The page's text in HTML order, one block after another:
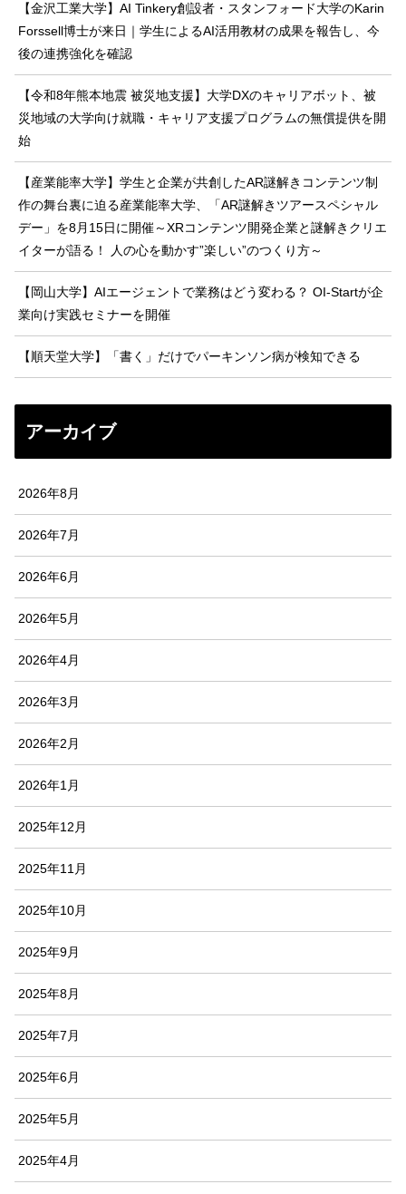
【金沢工業大学】AI Tinkery創設者・スタンフォード大学のKarin
Forssell博士が来日｜学生によるAI活用教材の成果を報告し、今
後の連携強化を確認
【令和8年熊本地震 被災地支援】大学DXのキャリアボット、被
災地域の大学向け就職・キャリア支援プログラムの無償提供を開
始
【産業能率大学】学生と企業が共創したAR謎解きコンテンツ制
作の舞台裏に迫る産業能率大学、「AR謎解きツアースペシャル
デー」を8月15日に開催～XRコンテンツ開発企業と謎解きクリエ
イターが語る！ 人の心を動かす”楽しい”のつくり方～
【岡山大学】AIエージェントで業務はどう変わる？ OI-Startが企
業向け実践セミナーを開催
【順天堂大学】「書く」だけでパーキンソン病が検知できる
アーカイブ
2026年8月
2026年7月
2026年6月
2026年5月
2026年4月
2026年3月
2026年2月
2026年1月
2025年12月
2025年11月
2025年10月
2025年9月
2025年8月
2025年7月
2025年6月
2025年5月
2025年4月